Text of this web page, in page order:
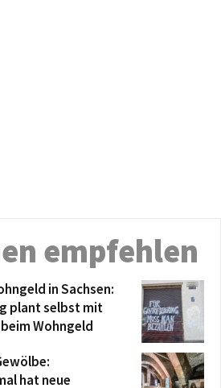
empfehlen
in Sachsen:
plant selbst mit
Wohngeld
hat neue